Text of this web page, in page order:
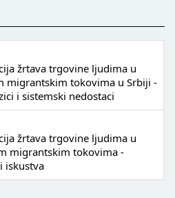
žrtava trgovine ljudima u
migrantskim tokovima u Srbiji -
i sistemski nedostaci
žrtava trgovine ljudima u
migrantskim tokovima -
iskustva